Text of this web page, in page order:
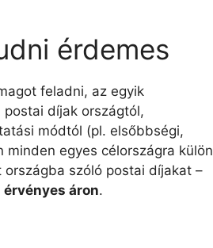
érdemes
feladni, az egyik
postai díjak országtól,
módtól (pl. elsőbbségi,
egyes célországra külön
szóló postai díjakat –
áron.